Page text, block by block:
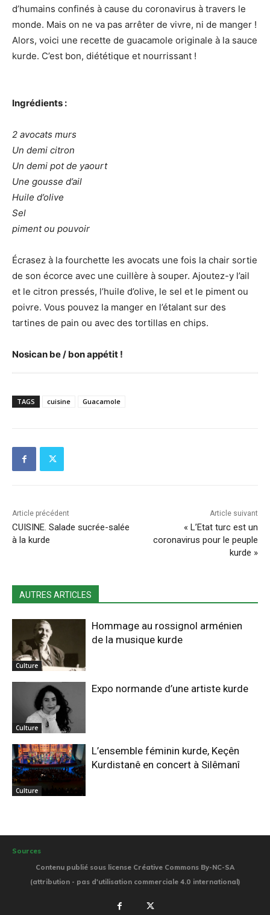
d’humains confinés à cause du coronavirus à travers le
monde. Mais on ne va pas arrêter de vivre, ni de manger !
Alors, voici une recette de guacamole originale à la sauce
kurde. C’est bon, diététique et nourrissant !
Ingrédients :
2 avocats murs
Un demi citron
Un demi pot de yaourt
Une gousse d’ail
Huile d’olive
Sel
piment ou pouvoir
Écrasez à la fourchette les avocats une fois la chair sortie
de son écorce avec une cuillère à souper. Ajoutez-y l’ail
et le citron pressés, l’huile d’olive, le sel et le piment ou
poivre. Vous pouvez la manger en l’étalant sur des
tartines de pain ou avec des tortillas en chips.
Nosican be / bon appétit !
TAGS cuisine Guacamole
Article précédent
CUISINE. Salade sucrée-salée
à la kurde
Article suivant
« L’Etat turc est un
coronavirus pour le peuple
kurde »
AUTRES ARTICLES
Culture
Hommage au rossignol arménien
de la musique kurde
Culture
Expo normande d’une artiste kurde
Culture
L’ensemble féminin kurde, Keçên
Kurdistanê en concert à Silêmanî
Sources
Contenu publié sous license Créative Commons By-NC-SA
(attribution - pas d'utilisation commerciale 4.0 international)